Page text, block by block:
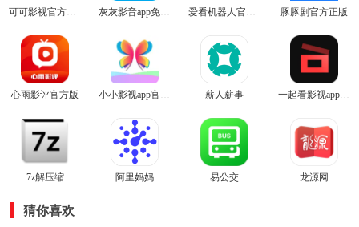
豚豚剧官方正版
心雨影评官方版 薪人薪事
7z解压缩 阿里妈妈 易公交 龙源网
猜你喜欢